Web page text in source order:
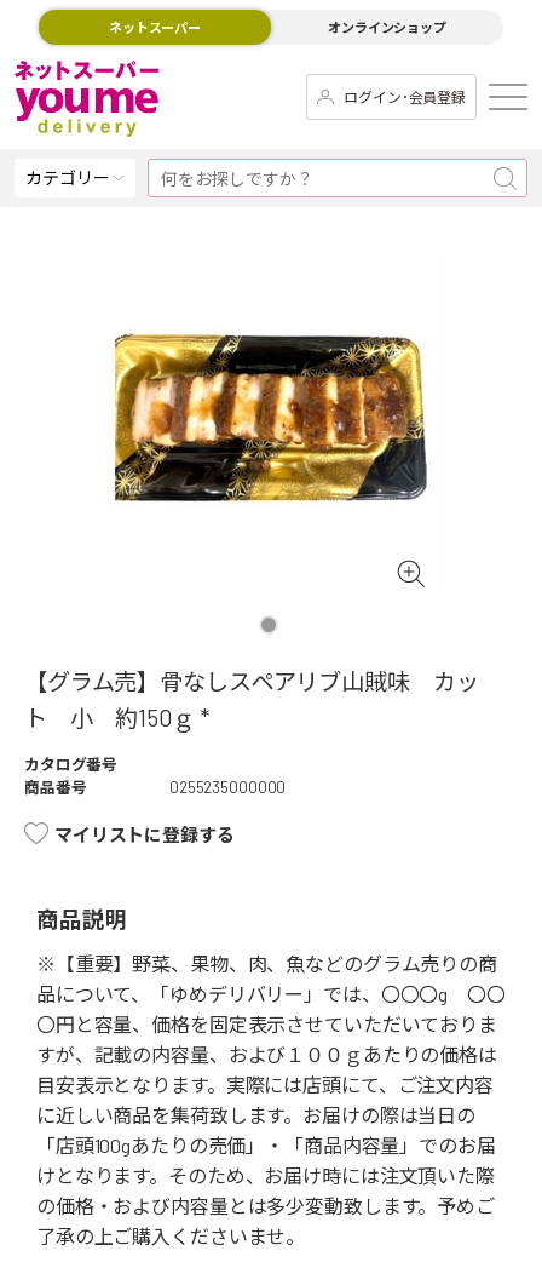
ネットスーパー オンラインショップ
ログイン･会員登録
カテゴリー
【グラム売】骨なしスペアリブ山賊味 カッ
ト 小 約150ｇ *
カタログ番号
商品番号
0255235000000
マイリストに登録する
商品説明
※【重要】野菜、果物、肉、魚などのグラム売りの商
品について、「ゆめデリバリー」では、〇〇〇g 〇〇
〇円と容量、価格を固定表示させていただいておりま
すが、記載の内容量、および１００ｇあたりの価格は
目安表示となります。実際には店頭にて、ご注文内容
に近しい商品を集荷致します。お届けの際は当日の
「店頭100gあたりの売価」・「商品内容量」でのお届
けとなります。そのため、お届け時には注文頂いた際
の価格・および内容量とは多少変動致します。予めご
了承の上ご購入くださいませ。